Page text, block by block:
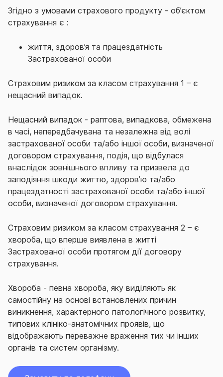
Згідно з умовами страхового продукту - об’єктом
страхування є :
життя, здоров’я та працездатність
Застрахованої особи
Страховим ризиком за класом страхування 1 – є
нещасний випадок.
Нещасний випадок - раптова, випадкова, обмежена
в часі, непередбачувана та незалежна від волі
застрахованої особи та/або іншої особи, визначеної
договором страхування, подія, що відбулася
внаслідок зовнішнього впливу та призвела до
заподіяння шкоди життю, здоров’ю та/або
працездатності застрахованої особи та/або іншої
особи, визначеної договором страхування.
Страховим ризиком за класом страхування 2 – є
хвороба, що вперше виявлена в житті
Застрахованої особи протягом дії договору
страхування.
Хвороба - певна хвороба, яку виділяють як
самостійну на основі встановлених причин
виникнення, характерного патологічного розвитку,
типових клініко-анатомічних проявів, що
відображають переважне враження тих чи інших
органів та систем організму.